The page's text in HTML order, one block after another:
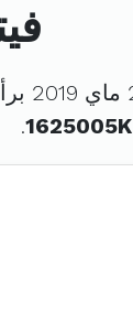
1625005K
.